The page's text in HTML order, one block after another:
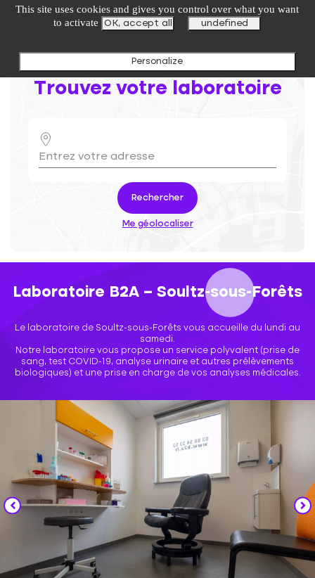
Trouvez votre laboratoire
Rechercher
Me géolocaliser
Laboratoire B2A – Soultz-sous-Forêts
Le laboratoire de Soultz-sous-Forêts vous accueille du lundi au
samedi.
Notre laboratoire vous propose un service polyvalent (prise de
sang, test COVID-19, analyse urinaire et autres prélèvements
biologiques) et une prise en charge de vos analyses médicales.
undefined
This site uses cookies and gives you control over what you want
to activate
OK, accept all undefined
Personalize